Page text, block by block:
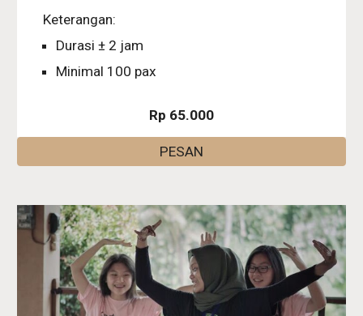
Keterangan:
Durasi ± 2 jam
Minimal 100 pax
Rp 65.000
PESAN